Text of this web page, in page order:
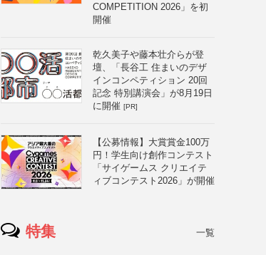
COMPETITION 2026」を初
開催
乾久美子や藤本壮介らが登
壇、「長谷工 住まいのデザ
インコンペティション 20回
記念 特別講演会」が8月19日
に開催 [PR]
【公募情報】大賞賞金100万
円！学生向け創作コンテスト
「サイゲームス クリエイテ
ィブコンテスト2026」が開催
特集 一覧